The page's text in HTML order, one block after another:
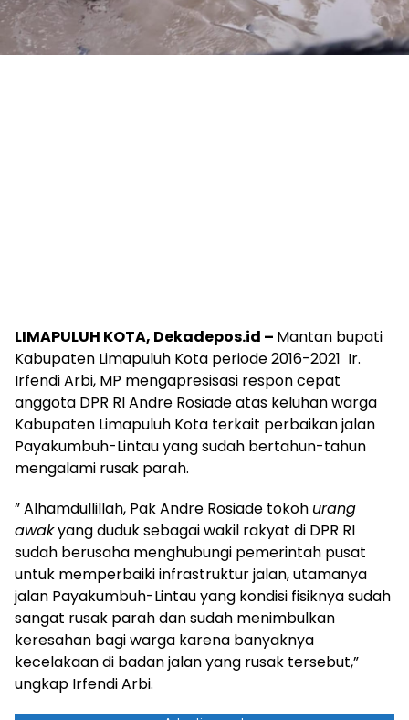
LIMAPULUH KOTA, Dekadepos.id – Mantan bupati
Kabupaten Limapuluh Kota periode 2016-2021 Ir.
Irfendi Arbi, MP mengapresisasi respon cepat
anggota DPR RI Andre Rosiade atas keluhan warga
Kabupaten Limapuluh Kota terkait perbaikan jalan
Payakumbuh-Lintau yang sudah bertahun-tahun
mengalami rusak parah.
” Alhamdullillah, Pak Andre Rosiade tokoh urang
awakyang duduk sebagai wakil rakyat di DPR RI
sudah berusaha menghubungi pemerintah pusat
untuk memperbaiki infrastruktur jalan, utamanya
jalan Payakumbuh-Lintau yang kondisi fisiknya sudah
sangat rusak parah dan sudah menimbulkan
keresahan bagi warga karena banyaknya
kecelakaan di badan jalan yang rusak tersebut,”
ungkap Irfendi Arbi.